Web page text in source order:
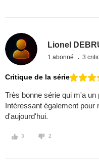
Lionel
1 abonné 3
Critique de la série
Très bonne série qui m'a
Intéressant également
d'aujourd'hui.
3 2